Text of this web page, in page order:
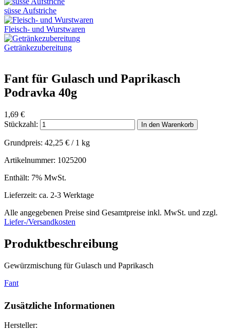
süsse Aufstriche
Fleisch- und Wurstwaren
Getränkezubereitung
Fant für Gulasch und Paprikasch
Podravka 40g
1,69 €
Stückzahl:
In den Warenkorb
Grundpreis: 42,25 € / 1 kg
Artikelnummer: 1025200
Enthält: 7% MwSt.
Lieferzeit: ca. 2-3 Werktage
Alle angegebenen Preise sind Gesamtpreise inkl. MwSt. und zzgl.
Liefer-/Versandkosten
Produktbeschreibung
Gewürzmischung für Gulasch und Paprikasch
Fant
Zusätzliche Informationen
Hersteller: